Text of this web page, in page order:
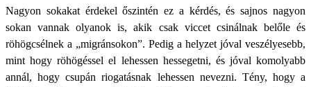
Nagyon sokakat érdekel őszintén ez a kérdés, és sajnos nagyon
sokan vannak olyanok is, akik csak viccet csinálnak belőle és
röhögcsélnek a „migránsokon”. Pedig a helyzet jóval veszélyesebb,
mint hogy röhögéssel el lehessen hessegetni, és jóval komolyabb
annál, hogy csupán riogatásnak lehessen nevezni. Tény, hogy a